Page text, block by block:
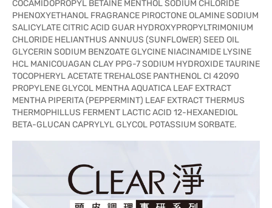
COCAMIDOPROPYL BETAINE MENTHOL SODIUM CHLORIDE
PHENOXYETHANOL FRAGRANCE PIROCTONE OLAMINE SODIUM
SALICYLATE CITRIC ACID GUAR HYDROXYPROPYLTRIMONIUM
CHLORIDE HELIANTHUS ANNUUS (SUNFLOWER) SEED OIL
GLYCERIN SODIUM BENZOATE GLYCINE NIACINAMIDE LYSINE
HCL MANICOUAGAN CLAY PPG-7 SODIUM HYDROXIDE TAURINE
TOCOPHERYL ACETATE TREHALOSE PANTHENOL CI 42090
PROPYLENE GLYCOL MENTHA AQUATICA LEAF EXTRACT
MENTHA PIPERITA (PEPPERMINT) LEAF EXTRACT THERMUS
THERMOPHILLUS FERMENT LACTIC ACID 12-HEXANEDIOL
BETA-GLUCAN CAPRYLYL GLYCOL POTASSIUM SORBATE.